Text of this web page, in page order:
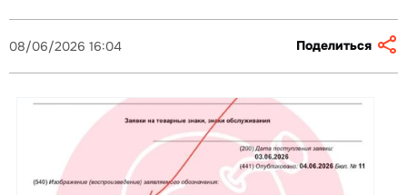
08/06/2026 16:04 Поделиться